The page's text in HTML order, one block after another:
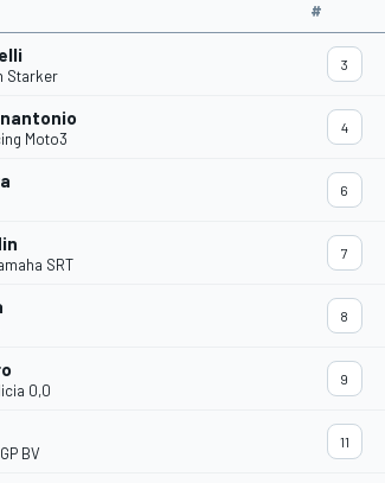
#
Starker
3
Moto3
4
6
SRT
7
8
0,0
9
BV
11